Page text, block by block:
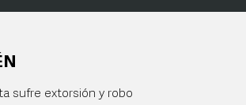
sufre extorsión y robo